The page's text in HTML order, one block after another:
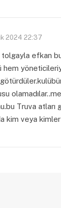
2024 22:37
efkan
Truva atları
kim veya